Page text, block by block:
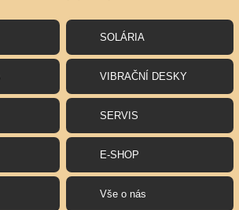
SOLÁRIA
VIBRAČNÍ DESKY
SERVIS
E-SHOP
Vše o nás